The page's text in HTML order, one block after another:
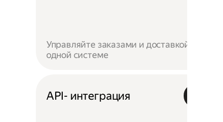
Управляйте заказами и доставкой в
одной системе
API- интеграция